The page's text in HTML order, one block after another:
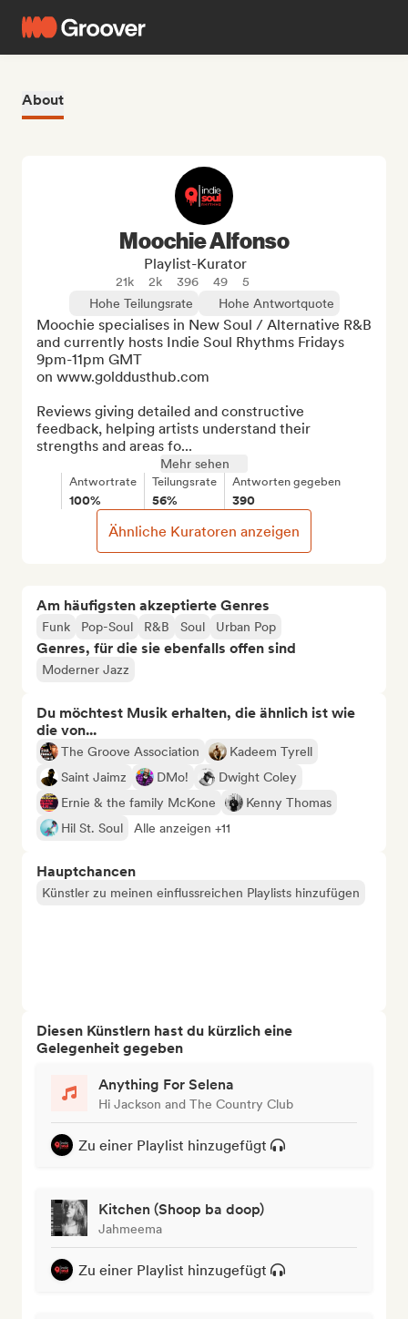
About
Am häufigsten akzeptierte Genres
Funk Pop-Soul R&B Soul Urban Pop
Genres, für die sie ebenfalls offen sind
Moderner Jazz
Du möchtest Musik erhalten, die ähnlich ist wie
die von...
The Groove Association
Kadeem Tyrell
Saint Jaimz
DMo!
Dwight Coley
Ernie & the family McKone
Kenny Thomas
Hil St. Soul
Alle anzeigen +11
Hauptchancen
Künstler zu meinen einflussreichen Playlists hinzufügen
Diesen Künstlern hast du kürzlich eine
Gelegenheit gegeben
Anything For Selena
Hi Jackson and The Country Club
Zu einer Playlist hinzugefügt
Kitchen (Shoop ba doop)
Jahmeema
Zu einer Playlist hinzugefügt
Moochie Alfonso
Playlist-Kurator
21k 2k 396 49
5
Hohe Teilungsrate
Hohe Antwortquote
Moochie specialises in New Soul / Alternative R&B
and currently hosts Indie Soul Rhythms Fridays
9pm-11pm GMT
on www.golddusthub.com
Reviews giving detailed and constructive
feedback, helping artists understand their
strengths and areas fo...
Mehr sehen
Antwortrate
100%
Teilungsrate
56%
Antworten gegeben
390
Ähnliche Kuratoren anzeigen